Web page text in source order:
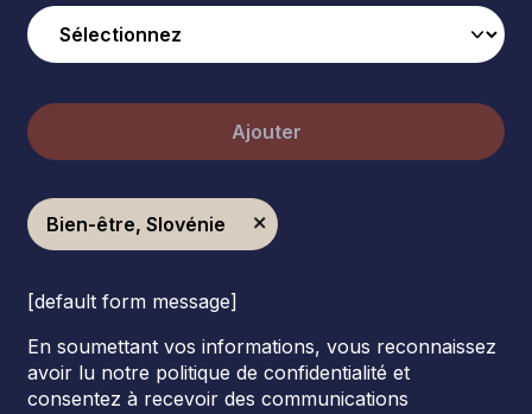
Ajouter
Bien-être, Slovénie
[default form message]
En soumettant vos informations, vous reconnaissez
avoir lu notre politique de confidentialité et
consentez à recevoir des communications